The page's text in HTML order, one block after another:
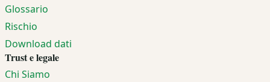
Glossario
Rischio
Download dati
Trust e legale
Chi Siamo